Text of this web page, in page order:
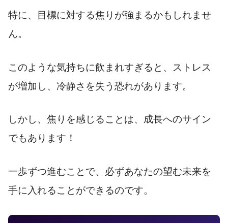
特に、目標に対する焦りが強まるかもしれませ
ん。
このような気持ちに飲まれすぎると、ストレス
が増加し、冷静さを失う恐れがあります。
しかし、焦りを感じることは、成長へのサイン
でもあります！
一歩ずつ進むことで、必ずあなたの望む未来を
手に入れることができるのです。